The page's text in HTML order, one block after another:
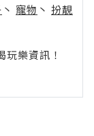
丶 寵物 丶 扮靚
樂資訊！